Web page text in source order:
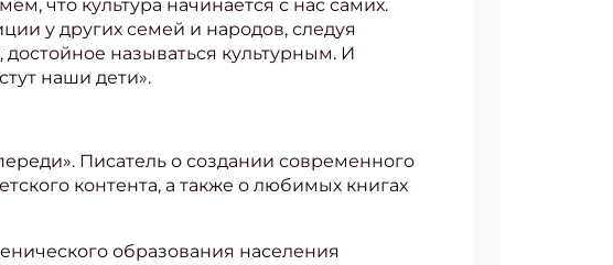
что культура начинается с нас самих.
у других семей и народов, следуя
называться культурным. И
наши дети».
Писатель о создании современного
контента, а также о любимых книгах
образования населения